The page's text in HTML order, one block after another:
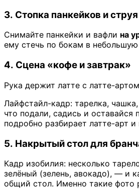
3. Стопка панкейков и
Снимайте панкейки и вафли на
ему стечь по бокам в
4. Сцена «кофе и завтрак»
Рука держит латте с латте-
Лайфстайл-кадр: тарелка,
что подали, садись и
подробно разбирает латте-арт
5. Накрытый стол для
Кадр изобилия: несколько
зелёный (зелень, авокадо), — и
общий стол. Именно такие фото